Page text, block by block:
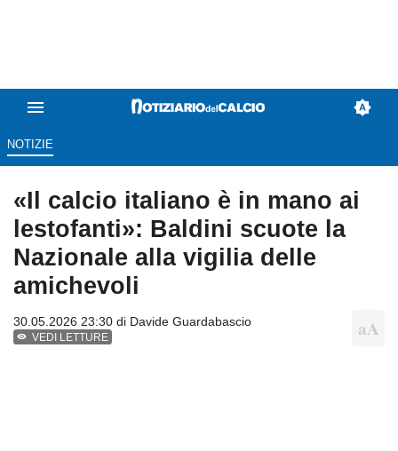
NOTIZIE
«Il calcio italiano è in mano ai
lestofanti»: Baldini scuote la
Nazionale alla vigilia delle
amichevoli
30.05.2026 23:30 di Davide Guardabascio
VEDI LETTURE